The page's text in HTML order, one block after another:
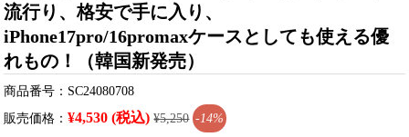
流行り、格安で手に入り、
iPhone17pro/16promaxケースとしても使える優
れもの！（韓国新発売）
商品番号：SC24080708
販売価格：¥4,530 (税込) ¥5,250 -14%